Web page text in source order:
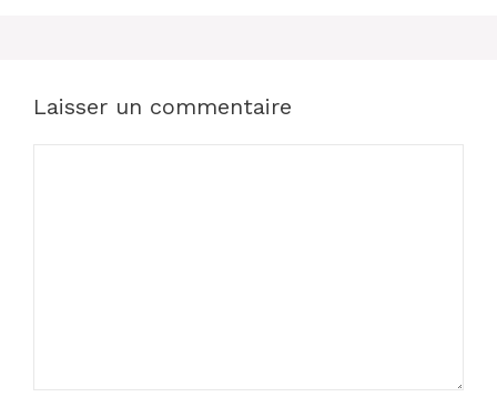
Laisser un commentaire